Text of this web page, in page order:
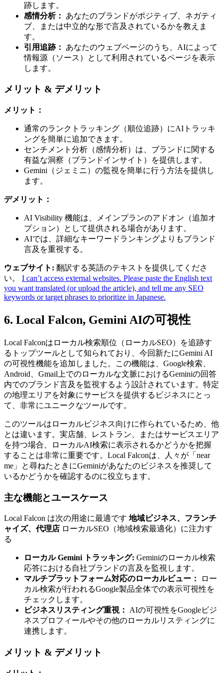
跡します。
感情分析：
あなたのブランドがポジティブ、ネガティ
ブ、または中立的な形で言及されているかを教えま
す。
引用追跡：
あなたのウェブページのうち、AIによって
情報源（ソース）として利用されているページを表示
します。
メリット & デメリット
メリット：
通常のランクトラッキング（順位追跡）にAIトラッキ
ングを簡単に追加できます。
センチメント分析（感情分析）は、ブランドに関する
有益な洞察（ブランドインサイト）を提供します。
Gemini（ジェミニ）の監視を簡単に行う方法を提供し
ます。
デメリット：
AI Visibility 機能は、メインプランのアドオン（追加オ
プション）として提供される場合があります。
AIでは、詳細なキーワードランキングよりもブランド
言及を重視する。
ウェブサイト: 翻訳する英語のテキストを提供してくださ
い。 I can’t access external websites. Please paste the English text
you want translated (or upload the article), and tell me any SEO
keywords or target phrases to prioritize in Japanese.
6. Local Falcon, Gemini AIの可視性
Local Falconはローカル検索順位（ローカルSEO）を追跡す
るトップツールとして知られており、今回新たにGemini AI
の可視性機能を追加しました。この機能は、Google検索、
Android、Gmail上でのローカルな文脈におけるGeminiの回答
内でのブランド言及を監視するよう設計されています。特定
の地理エリアを対象にサービスを提供するビジネスにとっ
て、非常にユニークなツールです。
このツールはローカルビジネス向けに作られているため、他
とは違います。実店舗、レストラン、またはサービスエリア
を持つ場合、ローカルAI検索に表示されるかどうかを把握
することは非常に重要です。Local Falconは、人々が「near
me」と尋ねたときにGeminiがあなたのビジネスを推奨して
いるかどうかを確認するのに役立ちます。
主な機能とユースケース
Local Falcon は次の用途に最適です 地域ビジネス、フランチ
ャイズ、代理店 ローカルSEO（地域検索最適化）に注力す
る
ローカル Gemini トラッキング: Geminiのローカル検索
応答における自社ブランドの言及を監視します。
マルチプラットフォーム対応のローカルビュー：
ロー
カル検索が行われるGoogle製品全体での表示可視性を
チェックします。
ビジネスリスティング重視：
AIの可視性をGoogleビジ
ネスプロフィールやその他のローカルリスティングに
連携します。
メリット & デメリット